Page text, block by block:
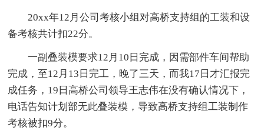
20xx年12月公司考核小组对高桥支持组的工装和设
备考核共计扣22分。
一副叠装模要求12月10日完成，因需部件车间帮助
完成，至12月13日完工，晚了三天，而我17日才汇报完
成任务，19日高桥公司领导王志伟在没有确认情况下，
电话告知计划部无此叠装模，导致高桥支持组工装制作
考核被扣9分。